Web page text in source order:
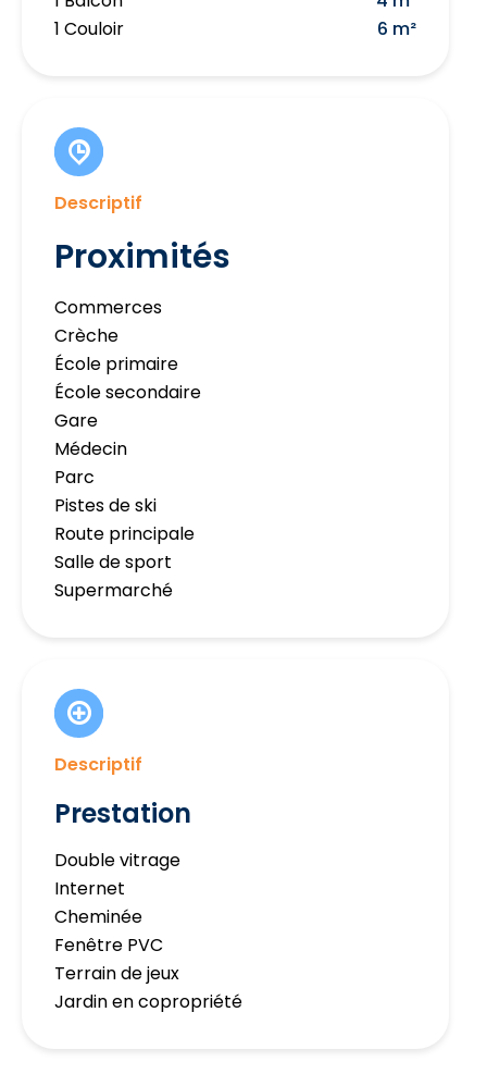
1 Couloir
6 m²
Descriptif
Proximités
Commerces
Crèche
École primaire
École secondaire
Gare
Médecin
Parc
Pistes de ski
Route principale
Salle de sport
Supermarché
Descriptif
Prestation
Double vitrage
Internet
Cheminée
Fenêtre PVC
Terrain de jeux
Jardin en copropriété